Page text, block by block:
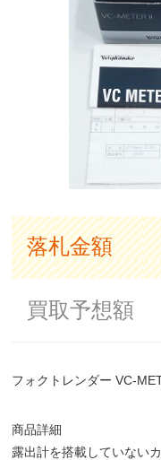
落札金額
買取予想額
フォクトレンダー VC-
商品詳細
露出計を搭載していない